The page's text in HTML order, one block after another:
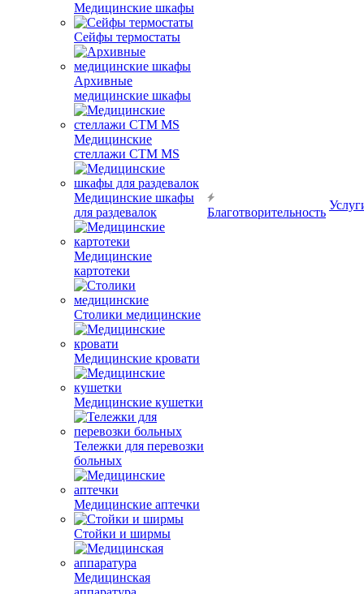
Медицинские шкафы
Сейфы термостаты
Архивные
медицинские шкафы
Медицинские
стеллажи CTM MS
Медицинские шкафы
для раздевалок
Медицинские
картотеки
Столики медицинские
Медицинские кровати
Медицинские кушетки
Тележки для перевозки
больных
Медицинские аптечки
Стойки и ширмы
Медицинская
Благотворительность